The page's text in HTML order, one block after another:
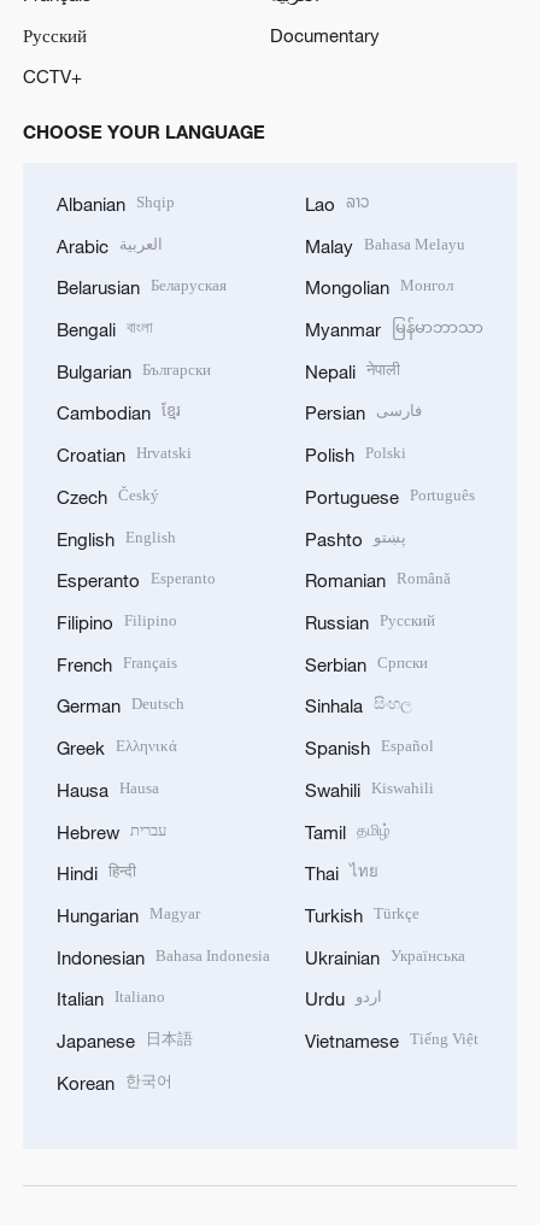
Русский
Documentary
CCTV+
CHOOSE YOUR LANGUAGE
Albanian Shqip
Arabic العربية
Belarusian Беларуская
Bengali বাংলা
Bulgarian Български
Cambodian ខ្មែរ
Croatian Hrvatski
Czech Český
English English
Esperanto Esperanto
Filipino Filipino
French Français
German Deutsch
Greek Ελληνικά
Hausa Hausa
Hebrew עברית
Hindi हिन्दी
Hungarian Magyar
Indonesian Bahasa Indonesia
Italian Italiano
Japanese 日本語
Korean 한국어
Lao ລາວ
Malay Bahasa Melayu
Mongolian Монгол
Myanmar မြန်မာဘာသာ
Nepali नेपाली
Persian فارسی
Polish Polski
Portuguese Português
Pashto پښتو
Romanian Română
Russian Русский
Serbian Српски
Sinhala සිංහල
Spanish Español
Swahili Kiswahili
Tamil தமிழ்
Thai ไทย
Turkish Türkçe
Ukrainian Українська
Urdu اردو
Vietnamese Tiếng Việt